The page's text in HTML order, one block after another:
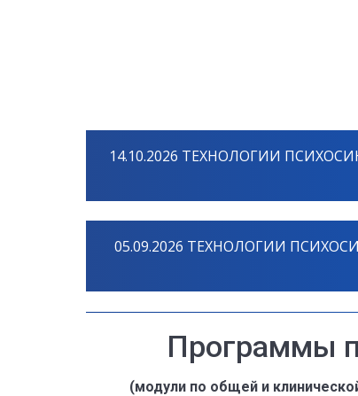
14.10.2026 ТЕХНОЛОГИИ
05.09.2026 ТЕХНОЛОГИИ
Программы
(модули по общей и